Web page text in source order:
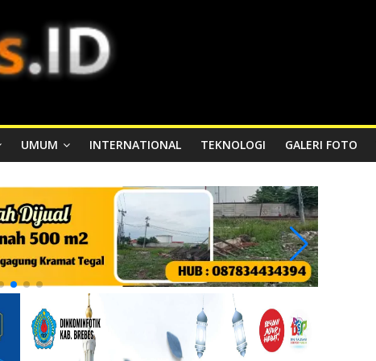
UMUM INTERNATIONAL TEKNOLOGI GALERI FOTO